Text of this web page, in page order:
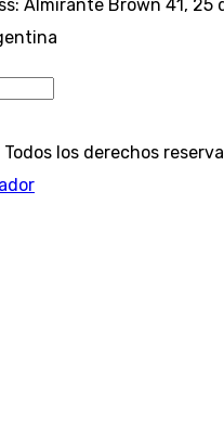
Almirante Brown 41, 25
los derechos